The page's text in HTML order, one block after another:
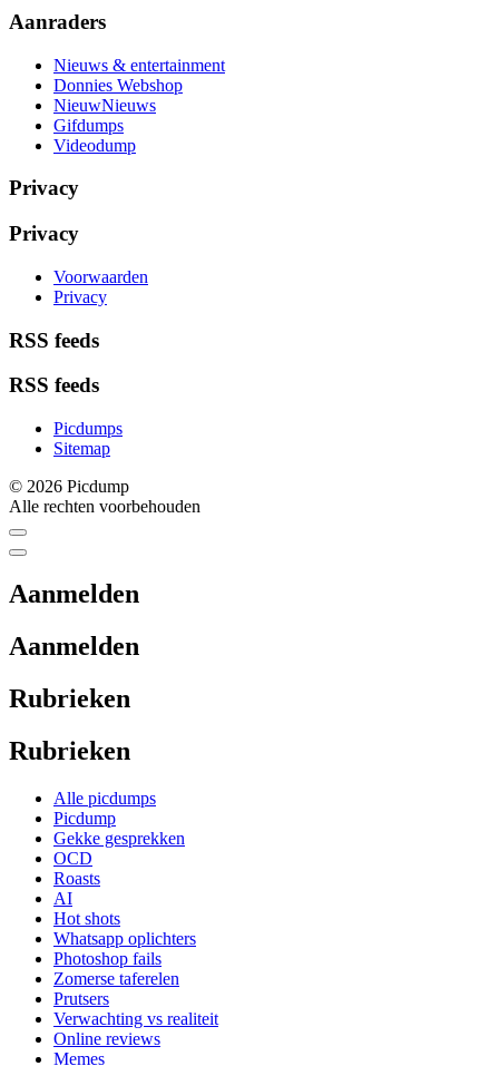
Aanraders
Nieuws & entertainment
Donnies Webshop
NieuwNieuws
Gifdumps
Videodump
Privacy
Privacy
Voorwaarden
Privacy
RSS feeds
RSS feeds
Picdumps
Sitemap
© 2026 Picdump
Alle rechten voorbehouden
Aanmelden
Aanmelden
Rubrieken
Rubrieken
Alle picdumps
Picdump
Gekke gesprekken
OCD
Roasts
AI
Hot shots
Whatsapp oplichters
Photoshop fails
Zomerse taferelen
Prutsers
Verwachting vs realiteit
Online reviews
Memes